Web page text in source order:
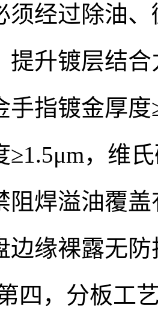
须经过除油
提升镀层结
手指镀金厚
≥1.5μm，维
阻焊溢油覆
边缘裸露无
四，分板工